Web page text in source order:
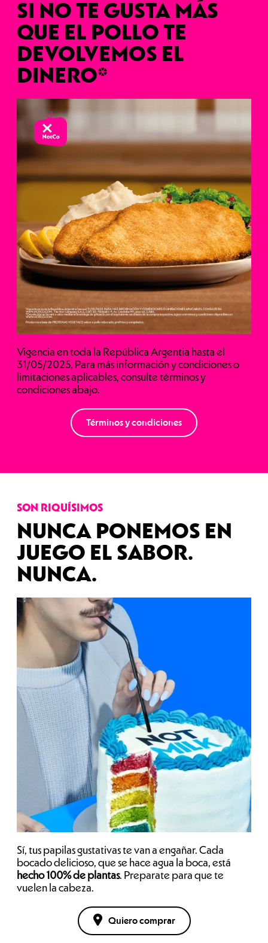
SI NO TE GUSTA MÁS
QUE EL POLLO TE
DEVOLVEMOS EL
DINERO*
Vigencia en toda la República Argentia hasta el
31/05/2025, Para más información y condiciones o
limitaciones aplicables, consulte términos y
condiciones abajo.
Términos y condiciones
SON RIQUÍSIMOS
NUNCA PONEMOS EN
JUEGO EL SABOR.
NUNCA.
Sí, tus papilas gustativas te van a engañar. Cada
bocado delicioso, que se hace agua la boca, está
hecho 100% de plantas. Preparate para que te
vuelen la cabeza.
Quiero comprar